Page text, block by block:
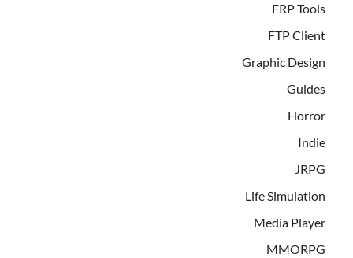
FRP Tools
FTP Client
Graphic Design
Guides
Horror
Indie
JRPG
Life Simulation
Media Player
MMORPG